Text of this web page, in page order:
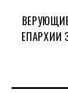
ЕПАРХИИ